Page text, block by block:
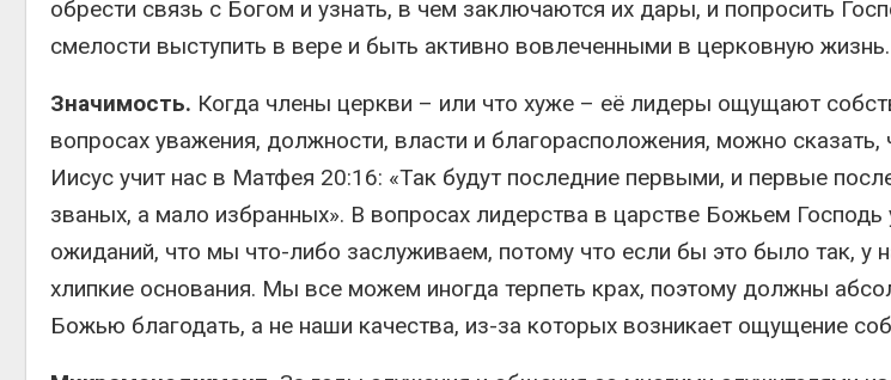
обрести связь с Богом и узнать, в чем заключаются их дары, и попросить
смелости выступить в вере и быть активно вовлеченными в церковную жизнь.
Значимость. Когда члены церкви – или что хуже – её лидеры ощущают
вопросах уважения, должности, власти и благорасположения, можно
Иисус учит нас в Матфея 20:16: «Так будут последние первыми, и первые
званых, а мало избранных». В вопросах лидерства в царстве Божьем Господь
ожиданий, что мы что-либо заслуживаем, потому что если бы это было так, у
хлипкие основания. Мы все можем иногда терпеть крах, поэтому должны
Божью благодать, а не наши качества, из-за которых возникает ощущение